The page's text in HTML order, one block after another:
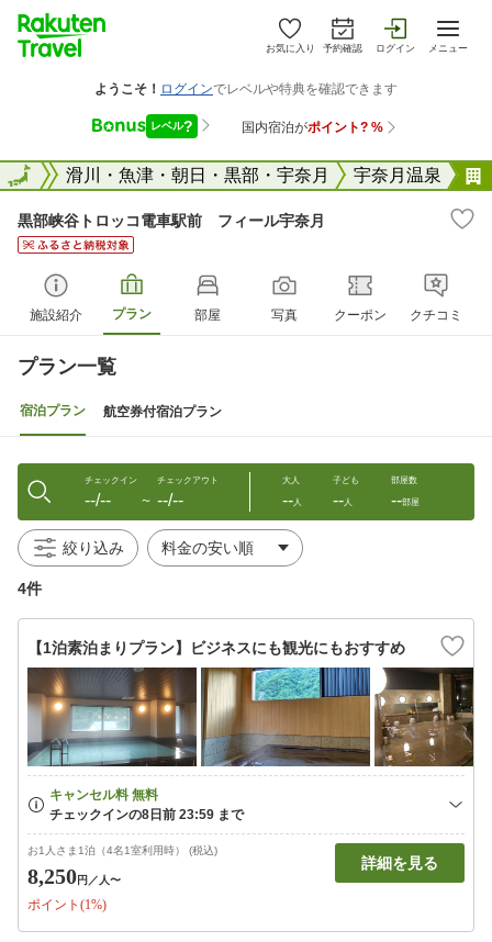
お気に入り 予約確認 ログイン メニュー
山県 滑川・魚津・朝日・黒部・宇奈月 宇奈月温泉
全国
黒部峡谷トロッコ電車駅前 フィール宇奈月
施設紹介 プラン 部屋 写真 クーポン クチコミ
プラン一覧
宿泊プラン 航空券付宿泊プラン
チェックイン
--/-- 〜
チェックアウト
--/--
大人
--人
子ども
--人
部屋数
--部屋
絞り込み
4件
【1泊素泊まりプラン】ビジネスにも観光にもおすすめ
お1人さま1泊（4名1室利用時） (税込)
8,250円 ／人〜
ポイント(1%)
詳細を見る